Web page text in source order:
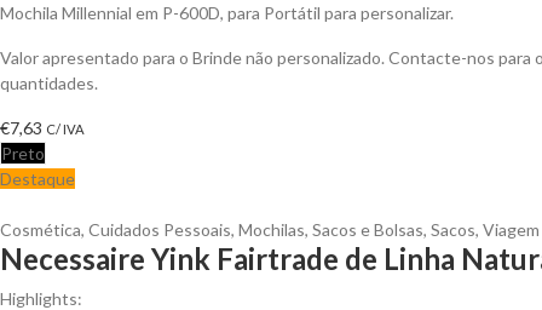
Mochila Millennial em P-600D, para Portátil para personalizar.
Valor apresentado para o Brinde não personalizado. Contacte-nos
quantidades.
€7,63 C/ IVA
Preto
Destaque
Cosmética, Cuidados Pessoais, Mochilas, Sacos e Bolsas, Sacos, Viagem
Necessaire Yink Fairtrade de Linha
Highlights: